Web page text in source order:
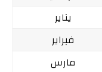
يناير
فبراير
مارس